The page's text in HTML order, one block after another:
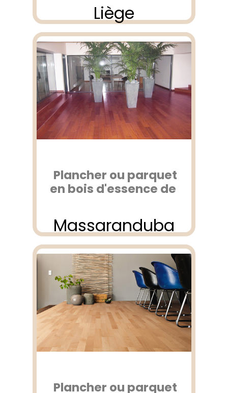
Liège
Plancher ou parquet
en bois d'essence de
Massaranduba
Plancher ou parquet